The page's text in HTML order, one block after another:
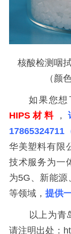
核酸检测咽
（颜
如果您想
HIPS材料
，
17865324711
华美塑料有限
技术服务为一
为5G、新能
等领域， 提供
以上为青岛
请注明出处：